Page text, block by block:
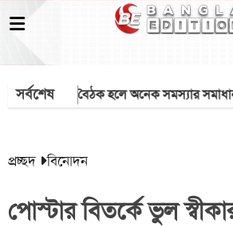
সর্বশেষ
দুই দেশের বৈঠক হলে অনেক সমস্যার সমাধান
প্রচ্ছদ বিনোদন
পোস্টার বিতর্কে ভুল